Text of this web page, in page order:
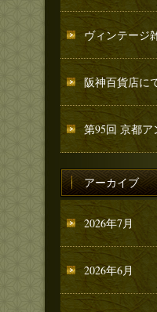
アーカイブ
2026年7月
2026年6月